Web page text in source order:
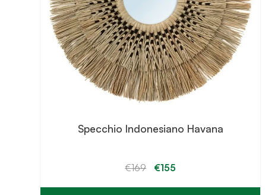
Specchio Indonesiano Havana
€169 Il
prezzo
era:
€155
è: